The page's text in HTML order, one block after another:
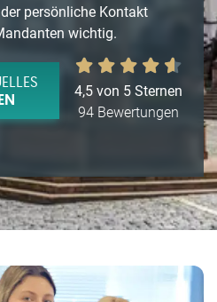
persönliche Kontakt
wichtig.
4,5 von 5 Sternen
94 Bewertungen